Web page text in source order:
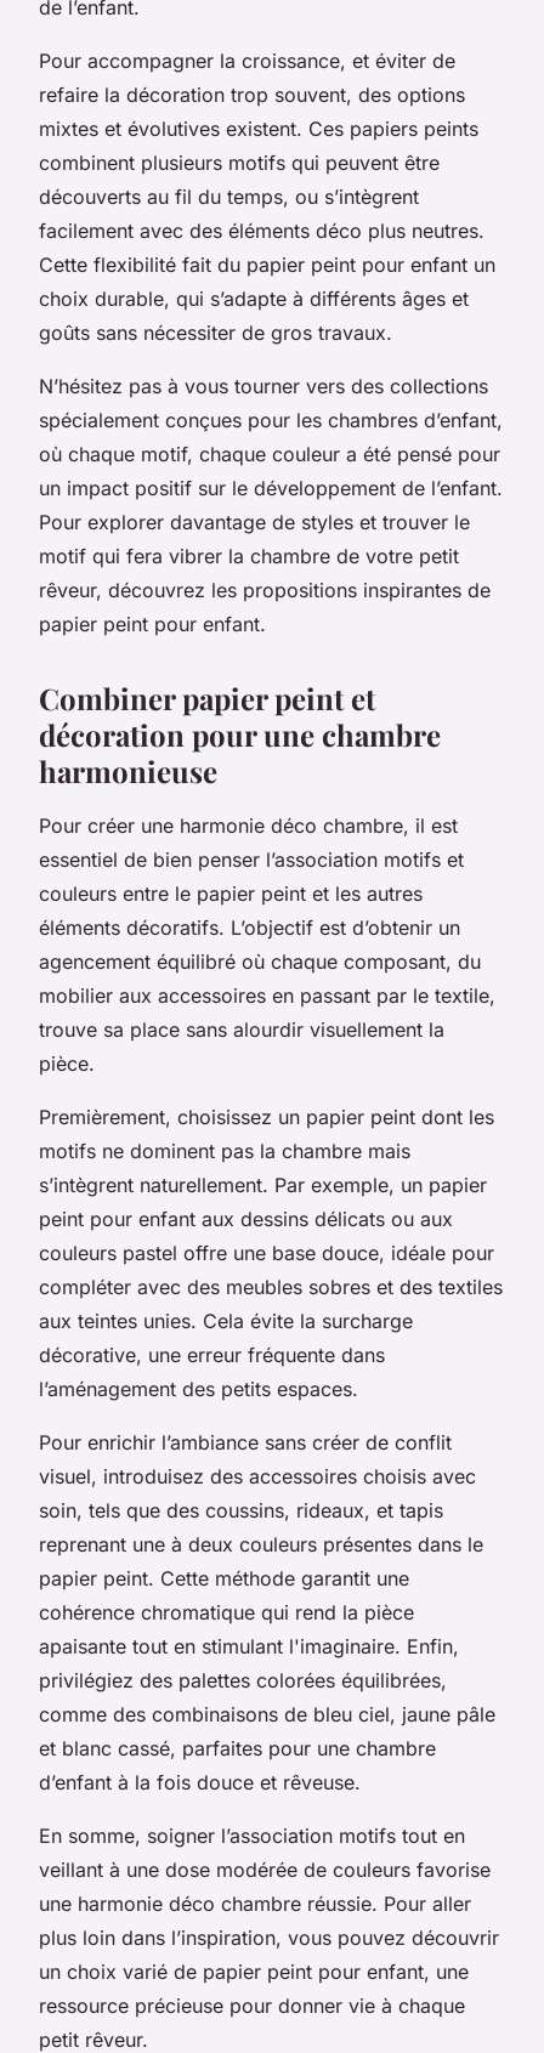
de l’enfant.
Pour accompagner la croissance, et éviter de
refaire la décoration trop souvent, des options
mixtes et évolutives existent. Ces papiers peints
combinent plusieurs motifs qui peuvent être
découverts au fil du temps, ou s’intègrent
facilement avec des éléments déco plus neutres.
Cette flexibilité fait du papier peint pour enfant un
choix durable, qui s’adapte à différents âges et
goûts sans nécessiter de gros travaux.
N’hésitez pas à vous tourner vers des collections
spécialement conçues pour les chambres d’enfant,
où chaque motif, chaque couleur a été pensé pour
un impact positif sur le développement de l’enfant.
Pour explorer davantage de styles et trouver le
motif qui fera vibrer la chambre de votre petit
rêveur, découvrez les propositions inspirantes de
papier peint pour enfant.
Combiner papier peint et
décoration pour une chambre
harmonieuse
Pour créer une harmonie déco chambre, il est
essentiel de bien penser l’association motifs et
couleurs entre le papier peint et les autres
éléments décoratifs. L’objectif est d’obtenir un
agencement équilibré où chaque composant, du
mobilier aux accessoires en passant par le textile,
trouve sa place sans alourdir visuellement la
pièce.
Premièrement, choisissez un papier peint dont les
motifs ne dominent pas la chambre mais
s’intègrent naturellement. Par exemple, un papier
peint pour enfant aux dessins délicats ou aux
couleurs pastel offre une base douce, idéale pour
compléter avec des meubles sobres et des textiles
aux teintes unies. Cela évite la surcharge
décorative, une erreur fréquente dans
l’aménagement des petits espaces.
Pour enrichir l’ambiance sans créer de conflit
visuel, introduisez des accessoires choisis avec
soin, tels que des coussins, rideaux, et tapis
reprenant une à deux couleurs présentes dans le
papier peint. Cette méthode garantit une
cohérence chromatique qui rend la pièce
apaisante tout en stimulant l'imaginaire. Enfin,
privilégiez des palettes colorées équilibrées,
comme des combinaisons de bleu ciel, jaune pâle
et blanc cassé, parfaites pour une chambre
d’enfant à la fois douce et rêveuse.
En somme, soigner l’association motifs tout en
veillant à une dose modérée de couleurs favorise
une harmonie déco chambre réussie. Pour aller
plus loin dans l’inspiration, vous pouvez découvrir
un choix varié de papier peint pour enfant, une
ressource précieuse pour donner vie à chaque
petit rêveur.